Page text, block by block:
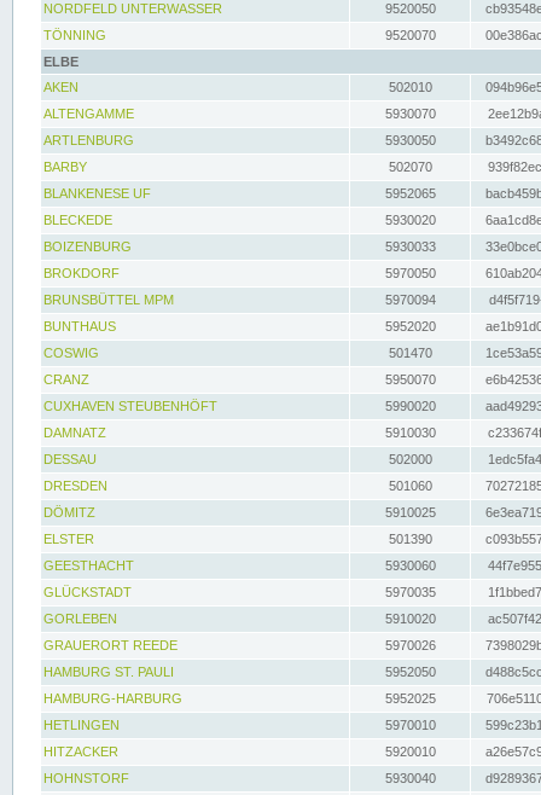
NORDFELD UNTERWASSER
9520050
TÖNNING
9520070
ELBE
AKEN
502010
ALTENGAMME
5930070
ARTLENBURG
5930050
BARBY
502070
BLANKENESE UF
5952065
BLECKEDE
5930020
BOIZENBURG
5930033
BROKDORF
5970050
BRUNSBÜTTEL MPM
5970094
BUNTHAUS
5952020
COSWIG
501470
CRANZ
5950070
CUXHAVEN STEUBENHÖFT
5990020
DAMNATZ
5910030
DESSAU
502000
DRESDEN
501060
DÖMITZ
5910025
ELSTER
501390
GEESTHACHT
5930060
GLÜCKSTADT
5970035
GORLEBEN
5910020
GRAUERORT REEDE
5970026
HAMBURG ST. PAULI
5952050
HAMBURG-HARBURG
5952025
HETLINGEN
5970010
HITZACKER
5920010
HOHNSTORF
5930040